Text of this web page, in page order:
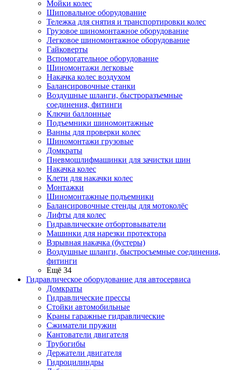
Мойки колес
Шиповальное оборудование
Тележка для снятия и транспортировки колес
Грузовое шиномонтажное оборудование
Легковое шиномонтажное оборудование
Гайковерты
Вспомогательное оборудование
Шиномонтажи легковые
Накачка колес воздухом
Балансировочные станки
Воздушные шланги, быстроразъемные
соединения, фитинги
Ключи баллонные
Подъемники шиномонтажные
Ванны для проверки колес
Шиномонтажи грузовые
Домкраты
Пневмошлифмашинки для зачистки шин
Накачка колес
Клети для накачки колес
Монтажки
Шиномонтажные подъемники
Балансировочные стенды для мотоколёс
Лифты для колес
Гидравлические отбортовыватели
Машинки для нарезки протектора
Взрывная накачка (бустеры)
Воздушные шланги, быстросъемные соединения,
фитинги
Ещё 34
Гидравлическое оборудование для автосервиса
Домкраты
Гидравлические прессы
Стойки автомобильные
Краны гаражные гидравлические
Сжиматели пружин
Кантователи двигателя
Трубогибы
Держатели двигателя
Гидроцилиндры